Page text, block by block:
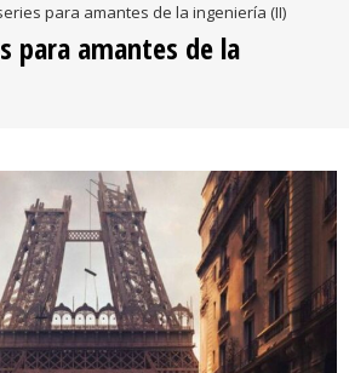
para amantes de la ingeniería (II)
para amantes de la